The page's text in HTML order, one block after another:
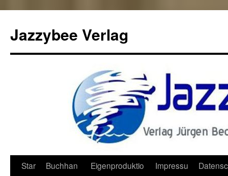
Jazzybee Verlag
Zum
Star
Buchhan
Eigenproduktio
Impressu